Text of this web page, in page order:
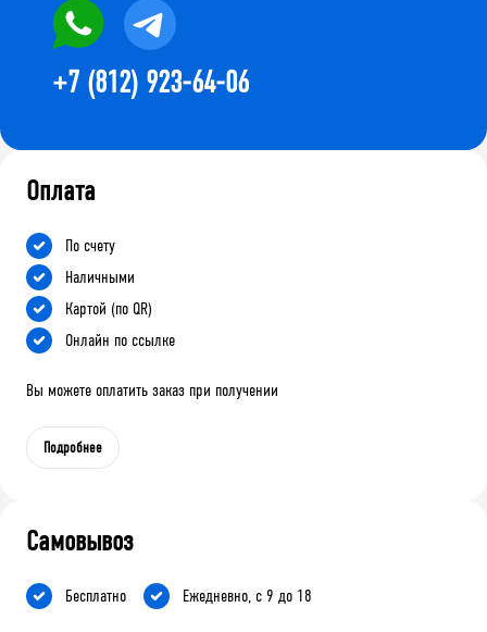
+7 (812) 923-64-06
Оплата
По счету
Наличными
Картой (по QR)
Онлайн по ссылке
Вы можете оплатить заказ при получении
Подробнее
Самовывоз
Бесплатно Ежедневно, с 9 до 18